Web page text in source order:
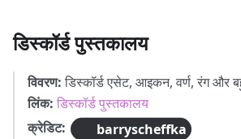
डिस्कॉर्ड पुस्तकालय
विवरण:डिस्कॉर्ड एसेट, आइकन, वर्ण, रंग और
लिंक: डिस्कॉर्ड पुस्तकालय
क्रेडिट:
barryscheffka